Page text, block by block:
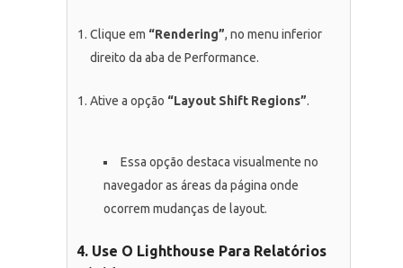
Clique em “Rendering”, no menu inferior
direito da aba de Performance.
Ative a opção “Layout Shift Regions”.
Essa opção destaca visualmente no
navegador as áreas da página onde
ocorrem mudanças de layout.
4. Use O Lighthouse Para Relatórios